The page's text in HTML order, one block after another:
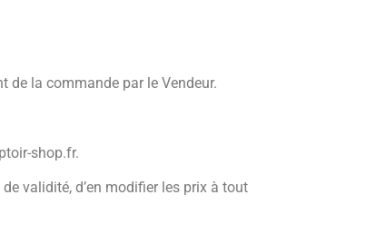
de la commande par le Vendeur.
shop.fr.
validité, d’en modifier les prix à tout